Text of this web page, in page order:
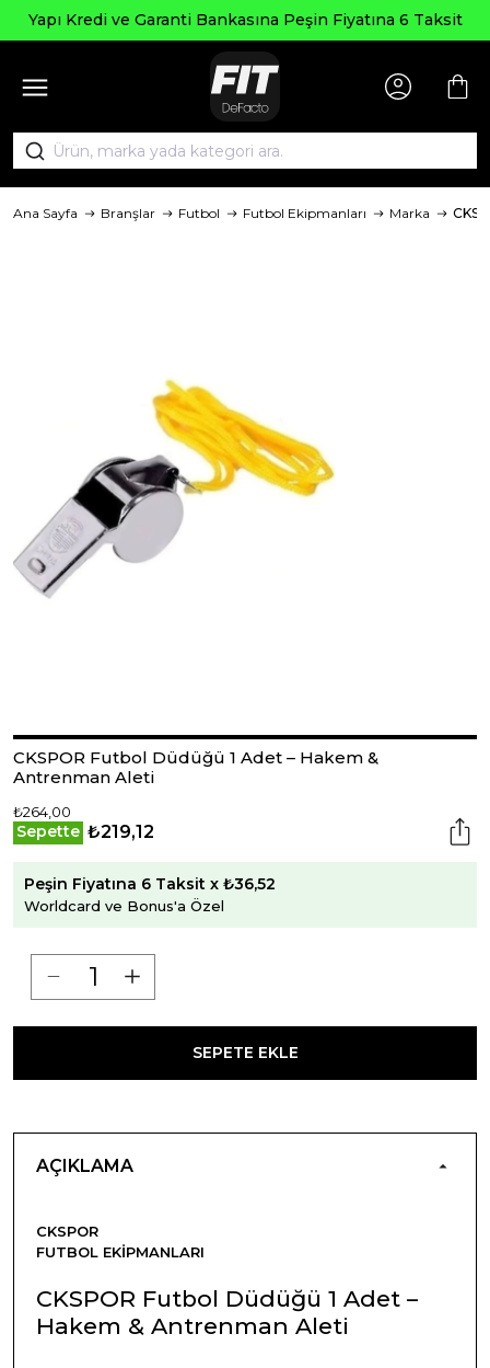
Bankasına Peşin Fiyatına 6 Taksit
Ana Sayfa Branşlar Futbol Futbol Ekipmanları Marka
CKSPOR Futbol Düdüğü 1 Adet – Hakem &
Antrenman Aleti
₺264,00
Sepette ₺219,12
Peşin Fiyatına 6 Taksit x ₺36,52
Worldcard ve Bonus'a Özel
SEPETE EKLE
AÇIKLAMA
CKSPOR
FUTBOL EKIPMANLARI
CKSPOR Futbol Düdüğü 1 Adet –
Hakem & Antrenman Aleti